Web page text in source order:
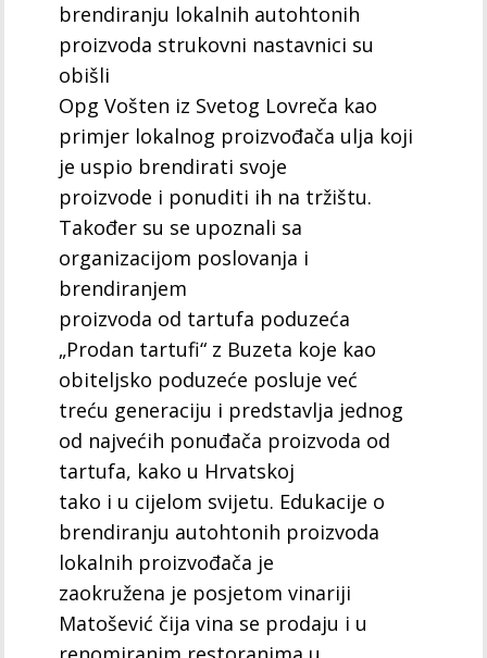
brendiranju lokalnih autohtonih
proizvoda strukovni nastavnici su
obišli
Opg Vošten iz Svetog Lovreča kao
primjer lokalnog proizvođača ulja koji
je uspio brendirati svoje
proizvode i ponuditi ih na tržištu.
Također su se upoznali sa
organizacijom poslovanja i
brendiranjem
proizvoda od tartufa poduzeća
„Prodan tartufi“ z Buzeta koje kao
obiteljsko poduzeće posluje već
treću generaciju i predstavlja jednog
od najvećih ponuđača proizvoda od
tartufa, kako u Hrvatskoj
tako i u cijelom svijetu. Edukacije o
brendiranju autohtonih proizvoda
lokalnih proizvođača je
zaokružena je posjetom vinariji
Matošević čija vina se prodaju i u